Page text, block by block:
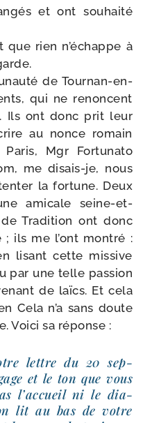
et ont sou­hai­té
que rien n’é­chappe à
de Tournan-​en-​
qui ne renoncent
Ils ont donc prit leur
au nonce romain
Mgr Fortunato
me disais-​je, nous
la for­tune. Deux
ami­cale seine-​et-​
Tradition ont donc
ils me l’ont mon­tré :
lisant cette mis­sive
par une telle pas­sion
de laïcs. Et cela
Cela n’a sans doute
Voici sa réponse :
lettre du 20 sep­
et le ton que vous
l’ac­cueil ni le dia­
lit au bas de votre